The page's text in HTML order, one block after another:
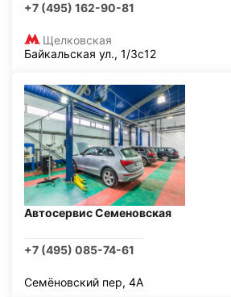
+7 (495) 162-90-81
Щелковская
Байкальская ул., 1/3с12
Автосервис Семеновская
+7 (495) 085-74-61
Семёновский пер, 4А